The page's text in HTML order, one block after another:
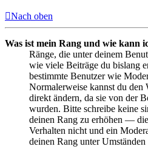
Nach oben
Was ist mein Rang und wie kann
Ränge, die unter deinem
wie viele Beiträge du bislang
bestimmte Benutzer wie
Normalerweise kannst du den
direkt ändern, da sie von der
wurden. Bitte schreibe keine
deinen Rang zu erhöhen —
Verhalten nicht und ein
deinen Rang unter